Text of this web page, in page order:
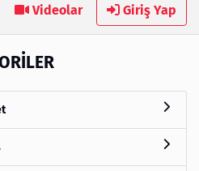
Nesil Verimliliği Olimpack ile
Videolar Giriş Yap